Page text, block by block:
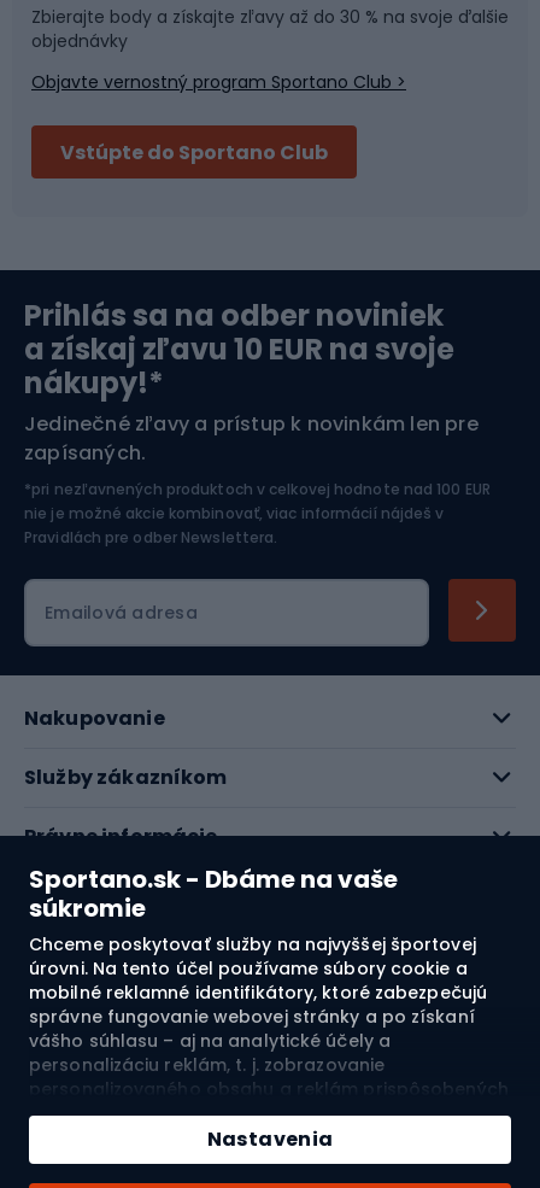
Sportano.sk - Dbáme na vaše
súkromie
Chceme poskytovať služby na najvyššej športovej
úrovni. Na tento účel používame súbory cookie a
mobilné reklamné identifikátory, ktoré zabezpečujú
správne fungovanie webovej stránky a po získaní
vášho súhlasu – aj na analytické účely a
personalizáciu reklám, t. j. zobrazovanie
personalizovaného obsahu a reklám prispôsobených
vašim záujmom a meranie ich účinnosti. Súbory
cookie a mobilné reklamné identifikátory môžu byť
použité ako na personalizované, tak aj na
Nastavenia
Športová medicína
Bushcraft
Bikepacking
Orientačný beh
Tímové športy
Fitness a posilňovňa
Cyklistické prilby
Lyžovanie
Športová elektronika
Jazdectvo
Zbierajte body a získajte zľavy až do 30 % na svoje ďalšie
objednávky
Objavte vernostný program Sportano Club >
Vstúpte do Sportano Club
Prihlás sa na odber noviniek
a získaj zľavu 10 EUR na svoje
nákupy!*
Jedinečné zľavy a prístup k novinkám len pre
zapísaných.
*pri nezľavnených produktoch v celkovej hodnote nad 100 EUR
nie je možné akcie kombinovať, viac informácií nájdeš v
Pravidlách pre odber Newslettera.
Emailová adresa
Nakupovanie
Služby zákazníkom
Právne informácie
O nás
Pozrite si naše recenzie
4.7